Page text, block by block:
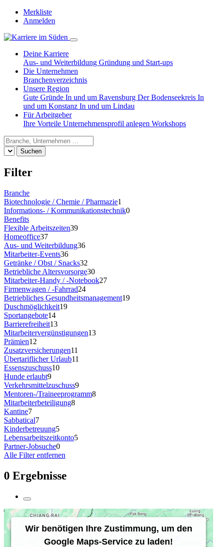
Merkliste
Anmelden
Deine Karriere
Aus- und Weiterbildung Gründung und Start-ups
Die Unternehmen
Branchenverzeichnis
Unsere Region
Gute Gründe In und um Ravensburg Der Bodenseekreis In
und um Konstanz In und um Lindau
Für Arbeitgeber
Ihre Vorteile Unternehmensprofil anlegen Workshops
Suchen
Filter
Branche
Biotechnologie / Chemie / Pharmazie1
Informations- / Kommunikationstechnik0
Benefits
Flexible Arbeitszeiten39
Homeoffice37
Aus- und Weiterbildung36
Mitarbeiter-Events36
Getränke / Obst / Snacks32
Betriebliche Altersvorsorge30
Mitarbeiter-Handy / -Notebook27
Firmenwagen / -Fahrrad24
Betriebliches Gesundheitsmanagement19
Duschmöglichkeit19
Sportangebote14
Barrierefreiheit13
Mitarbeitervergünstigungen13
Prämien12
Zusatzversicherungen11
Übertariflicher Urlaub11
Essenszuschuss10
Hunde erlaubt9
Verkehrsmittelzuschuss9
Mentoren-/Traineeprogramm8
Mitarbeiterbeteiligung8
Kantine7
Sabbatical7
Kinderbetreuung5
Lebensarbeitszeitkonto5
Partner-Jobsuche0
Alle Filter entfernen
0 Ergebnisse
Wir benötigen Ihre Zustimmung, um den
Google Maps-Service zu laden!